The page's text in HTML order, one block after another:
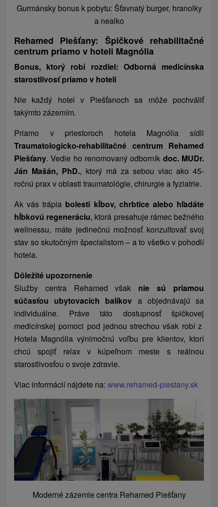
Gurmánsky bonus k pobytu: Šťavnatý burger, hranolky
a nealko
Rehamed Piešťany: Špičkové rehabilitačné
centrum priamo v hoteli Magnólia
Bonus, ktorý robí rozdiel: Odborná medicínska
starostlivosť priamo v hoteli
Nie každý hotel v Piešťanoch sa môže pochváliť
takýmto zázemím.
Priamo v priestoroch hotela Magnólia sídli
Traumatologicko-rehabilitačné centrum Rehamed
Piešťany. Vedie ho renomovaný odborník doc. MUDr.
Ján Mašán, PhD., ktorý má za sebou viac ako 45-
ročnú prax v oblasti traumatológie, chirurgie a fyziatrie.
Ak vás trápia bolesti kĺbov, chrbtice alebo hľadáte
hĺbkovú regeneráciu, ktorá presahuje rámec bežného
wellnessu, máte jedinečnú možnosť konzultovať svoj
stav so skutočným špecialistom – a to všetko v pohodlí
hotela.
Dôležité upozornenie
Služby centra Rehamed však nie sú priamou
súčasťou ubytovacích balíkov a objednávajú sa
individuálne. Práve táto dostupnosť špičkovej
medicínskej pomoci pod jednou strechou však robí z
Hotela Magnólia výnimočnú voľbu pre klientov, ktorí
chcú spojiť relax v kúpeľnom meste s reálnou
starostlivosťou o svoje zdravie.
Viac informácií nájdete na: www.rehamed-piestany.sk
Moderné zázemie centra Rehamed Piešťany